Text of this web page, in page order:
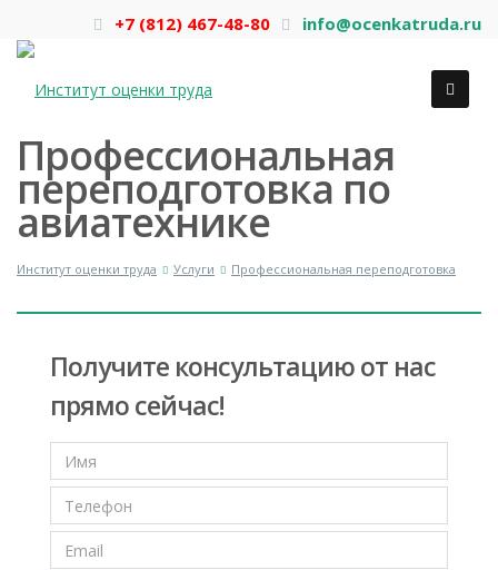
info@ocenkatruda.ru
+7 (812) 467-48-80
Профессиональная
переподготовка по
авиатехнике
Институт оценки труда Услуги Профессиональная переподготовка
Получите консультацию от нас
прямо сейчас!